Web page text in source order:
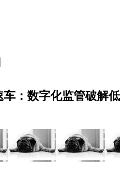
：数字化监管破解低